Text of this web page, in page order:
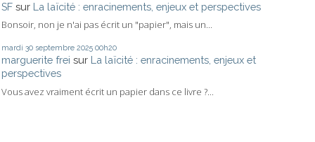
SF sur La laïcité : enracinements, enjeux et perspectives
Bonsoir, non je n'ai pas écrit un "papier", mais un...
mardi 30 septembre 2025 00h20
marguerite frei sur La laïcité : enracinements, enjeux et
perspectives
Vous avez vraiment écrit un papier dans ce livre ?...